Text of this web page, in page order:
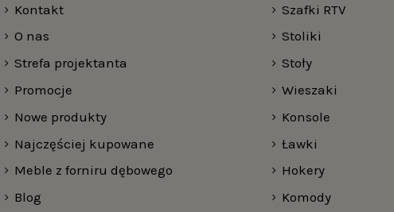
Kontakt
O nas
Strefa projektanta
Promocje
Nowe produkty
Najczęściej kupowane
Meble z forniru dębowego
Blog
Szafki RTV
Stoliki
Stoły
Wieszaki
Konsole
Ławki
Hokery
Komody